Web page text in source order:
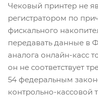
Чековый принтер не
регистратором по
фискального
передавать данные в
аналога онлайн-касс
он не соответствует
54 федеральным
контрольно-кассовой